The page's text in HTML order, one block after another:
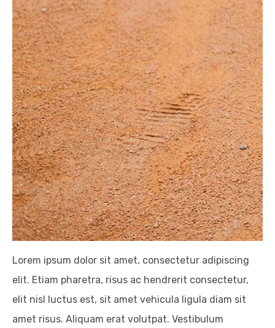
Lorem ipsum dolor sit amet, consectetur adipiscing
elit. Etiam pharetra, risus ac hendrerit consectetur,
elit nisl luctus est, sit amet vehicula ligula diam sit
amet risus. Aliquam erat volutpat. Vestibulum